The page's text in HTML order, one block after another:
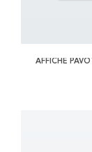
AFFICHE